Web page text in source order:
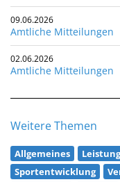
09.06.2026
Amtliche Mitteilungen
02.06.2026
Amtliche Mitteilungen
Weitere Themen
Allgemeines
Sportentwicklung